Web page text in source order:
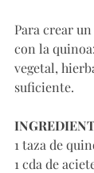
Para crear
con la quinoa:
vegetal,
suficiente.
1 taza de
1 cda de